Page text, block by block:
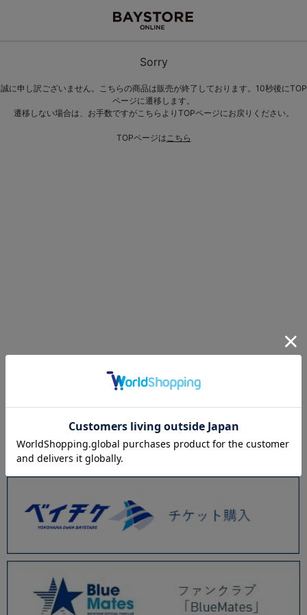
Sorry
誠に申し訳ございません。こちらの商品は販売が終了しております。10秒後にTOP
ページに遷移します。
遷移しない場合は、お手数ですがこちらよりTOPページにお戻りください。
TOPページはこちら